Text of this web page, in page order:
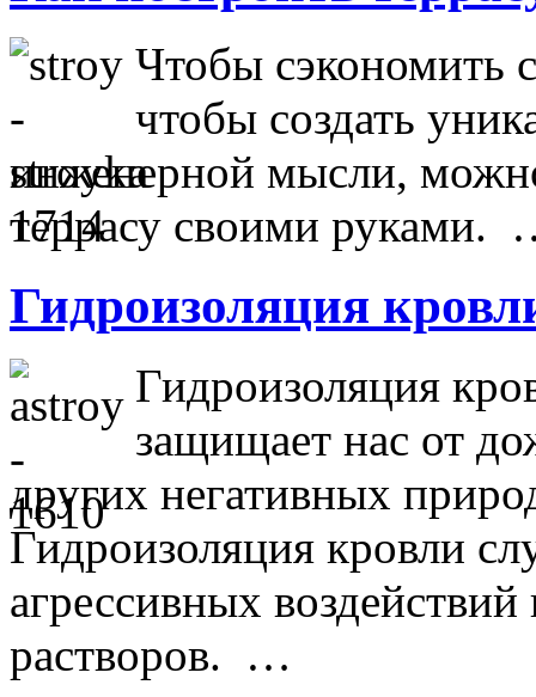
Чтобы сэкономить
чтобы создать
инженерной мысли,
террасу своими руками.
Гидроизоляция
Гидроизоляция
защищает нас от
других негативных
Гидроизоляция кровли
агрессивных
растворов. …